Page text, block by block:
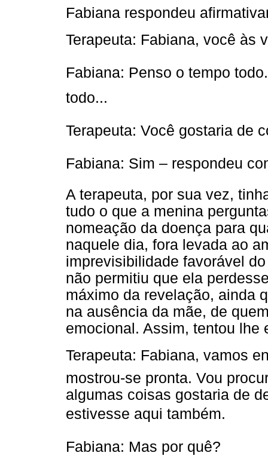
Fabiana respondeu
Terapeuta: Fabiana, você às
Fabiana: Penso o tempo
todo...
Terapeuta: Você gostaria de
Fabiana: Sim – respondeu
A terapeuta, por sua vez,
tudo o que a menina
nomeação da doença para
naquele dia, fora levada ao
imprevisibilidade favorável
não permitiu que ela
máximo da revelação, ainda
na ausência da mãe, de
emocional. Assim, tentou lhe
Terapeuta: Fabiana, vamos
mostrou-se pronta. Vou
algumas coisas gostaria de
estivesse aqui também.
Fabiana: Mas por quê?